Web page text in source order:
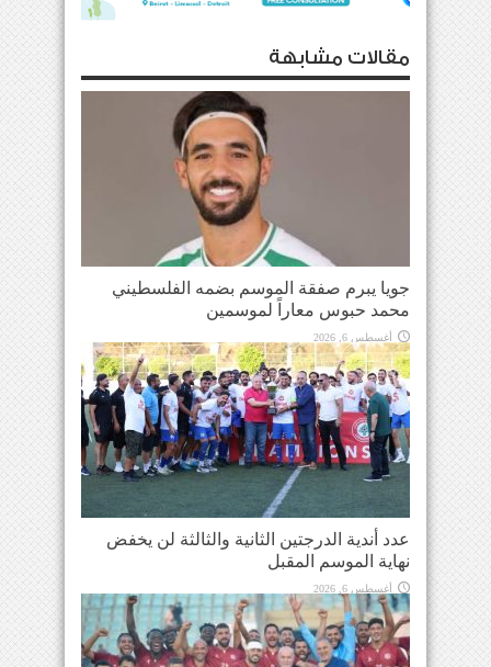
مقالات مشابهة
جويا يبرم صفقة الموسم بضمه الفلسطيني
محمد حبوس معاراً لموسمين
أغسطس 6, 2026
عدد أندية الدرجتين الثانية والثالثة لن يخفض
نهاية الموسم المقبل
أغسطس 6, 2026